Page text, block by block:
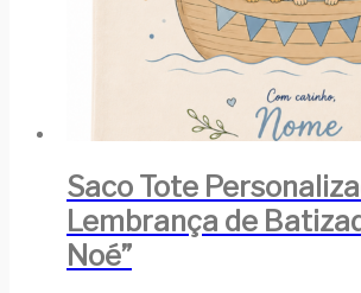
Saco Tote
Lembrança de
Noé”